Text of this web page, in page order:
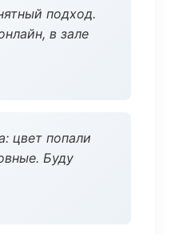
подход.
в зале
цвет попали
Буду